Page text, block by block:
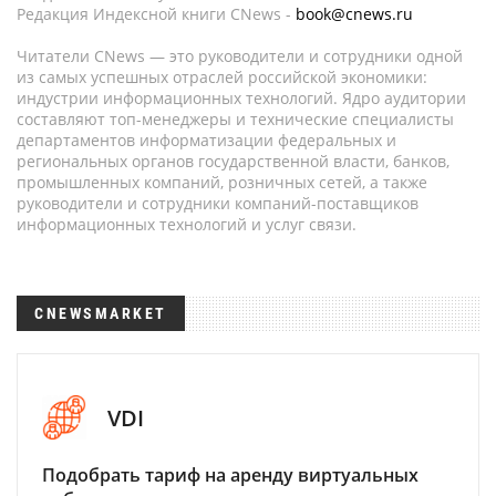
Редакция Индексной книги CNews - book@cnews.ru
Читатели CNews — это руководители и сотрудники одной
из самых успешных отраслей российской экономики:
индустрии информационных технологий. Ядро аудитории
составляют топ-менеджеры и технические специалисты
департаментов информатизации федеральных и
региональных органов государственной власти, банков,
промышленных компаний, розничных сетей, а также
руководители и сотрудники компаний-поставщиков
информационных технологий и услуг связи.
CNEWSMARKET
VDI
Подобрать тариф на аренду виртуальных